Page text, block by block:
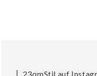
23qmStil auf